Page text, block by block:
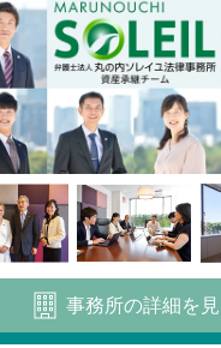
事務所の詳細を